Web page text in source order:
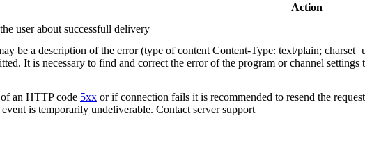
Action
user about successfull delivery
be a description of the error (type of content Content-Type: text/plain;
It is necessary to find and correct the error of the program or channel
an HTTP code 5xx or if connection fails it is recommended to resend the
event is temporarily undeliverable. Contact server support